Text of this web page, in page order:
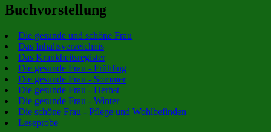
Buchvorstellung
Die gesunde und schöne Frau
Das Inhaltsverzeichnis
Das Krankheitsregister
Die gesunde Frau - Frühling
Die gesunde Frau - Sommer
Die gesunde Frau - Herbst
Die gesunde Frau - Winter
Die schöne Frau - Pflege und Wohlbefinden
Leseprobe